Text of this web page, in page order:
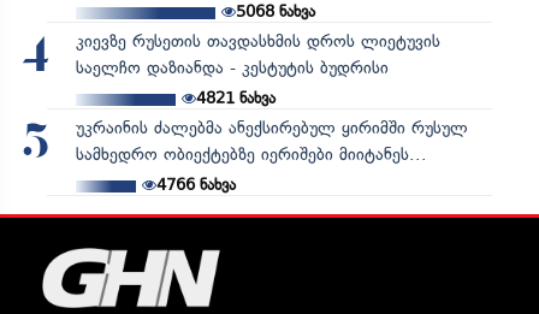
5068ნახვა
4
კიევზე რუსეთის თავდასხმის დროს ლიეტუვის
საელჩო დაზიანდა - კესტუტის ბუდრისი
4821ნახვა
5
უკრაინის ძალებმა ანექსირებულ ყირიმში რუსულ
სამხედრო ობიექტებზე იერიშები მიიტანეს...
4766ნახვა